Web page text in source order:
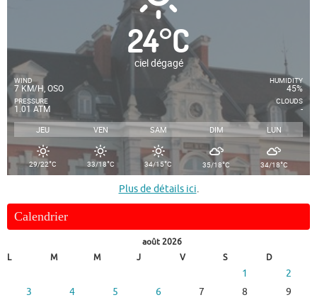
24°C
ciel dégagé
WIND
7 KM/H, OSO
PRESSURE
1.01 ATM
HUMIDITY
45%
CLOUDS
-
JEU VEN SAM DIM LUN
29/22°C 33/18°C 34/15°C 35/18°C 34/18°C
Plus de détails ici.
Calendrier
août 2026
L
M M J V S D
1
2
3
4 5 6 7 8
9